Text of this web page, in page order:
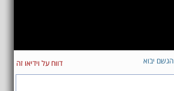
יבוא דווח על וידיאו זה